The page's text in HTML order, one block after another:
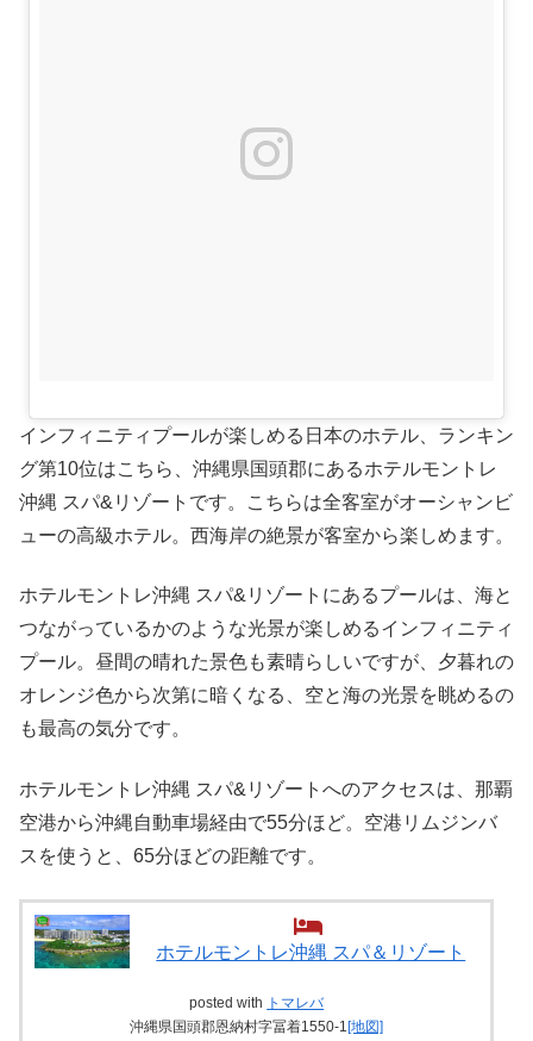
インフィニティプールが楽しめる日本のホテル、ランキン
グ第10位はこちら、沖縄県国頭郡にあるホテルモントレ
沖縄 スパ&リゾートです。こちらは全客室がオーシャンビ
ューの高級ホテル。西海岸の絶景が客室から楽しめます。
ホテルモントレ沖縄 スパ&リゾートにあるプールは、海と
つながっているかのような光景が楽しめるインフィニティ
プール。昼間の晴れた景色も素晴らしいですが、夕暮れの
オレンジ色から次第に暗くなる、空と海の光景を眺めるの
も最高の気分です。
ホテルモントレ沖縄 スパ&リゾートへのアクセスは、那覇
空港から沖縄自動車場経由で55分ほど。空港リムジンバ
スを使うと、65分ほどの距離です。
ホテルモントレ沖縄 スパ＆リゾート
posted with トマレバ
沖縄県国頭郡恩納村字冨着1550-1 [地図]